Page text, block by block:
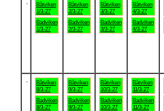
Båtviken
1/3-27
Badviken
1/3-27
Båtviken
2/3-27
Badviken
2/3-27
Båtviken
3/3-27
Badviken
3/3-27
Båtviken
4/3-27
Badviken
4/3-27
Båtviken
8/3-27
Badviken
8/3-27
Båtviken
9/3-27
Badviken
9/3-27
Båtviken
10/3-27
Badviken
10/3-27
Båtviken
11/3-27
Badviken
11/3-27